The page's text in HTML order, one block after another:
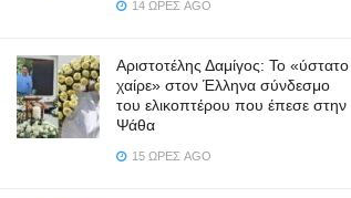
14 ΏΡΕΣ AGO
Αριστοτέλης Δαμίγος: Το «ύστατο
χαίρε» στον Έλληνα σύνδεσμο
του ελικοπτέρου που έπεσε στην
Ψάθα
15 ΏΡΕΣ AGO